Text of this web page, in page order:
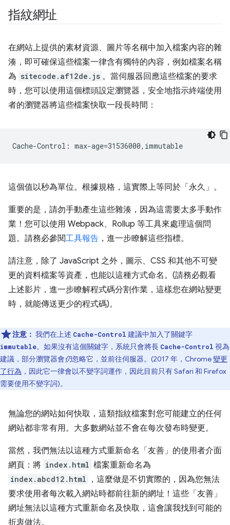
指紋網址
在網站上提供的素材資源、圖片等名稱中加入檔案內容的雜
湊，即可確保這些檔案一律含有獨特的內容，例如檔案名稱
為 sitecode.af12de.js 。當伺服器回應這些檔案的要求
時，您可以使用這個標頭設定瀏覽器，安全地指示終端使用
者的瀏覽器將這些檔案快取一段長時間：
這個值以秒為單位。根據規格，這實際上等同於「永久」。
重要的是，請勿手動產生這些雜湊，因為這需要太多手動作
業！您可以使用 Webpack、Rollup 等工具來處理這個問
題。請務必參閱工具報告 ，進一步瞭解這些指標。
請注意，除了 JavaScript 之外，圖示、CSS 和其他不可變
更的資料檔案等資產，也能以這種方式命名。(請務必觀看
上述影片，進一步瞭解程式碼分割作業，這樣您在網站變更
時，就能傳送更少的程式碼)。
注意： 我們在上述 Cache-Control 建議中加入了關鍵字
immutable。如果沒有這個關鍵字，系統只會將長 Cache-Control 視為
建議，部分瀏覽器會仍忽略它，並前往伺服器。(2017 年，Chrome變更
了行為 ，因此它一律會以不變字詞運作，因此目前只有 Safari 和 Firefox
需要使用不變字詞)。
無論您的網站如何快取，這類指紋檔案對您可能建立的任何
網站都非常有用。大多數網站並不會在每次發布時變更。
當然，我們無法以這種方式重新命名「友善」的使用者介面
網頁：將 index.html 檔案重新命名為
index.abcd12.html
，這麼做是不切實際的，因為您無法
要求使用者每次載入網站時都前往新的網址！這些「友善」
網址無法以這種方式重新命名及快取，這會讓我找到可能的
折衷做法。